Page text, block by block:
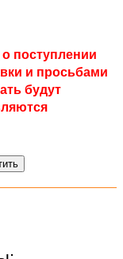
поступлении
и просьбами
будут